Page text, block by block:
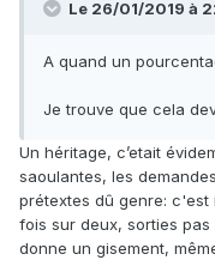
Le 26/01/2019 à
A quand un
Je trouve que cela
Un héritage, c’etait
saoulantes, les
prétextes dû genre:
fois sur deux, sorties
donne un gisement,